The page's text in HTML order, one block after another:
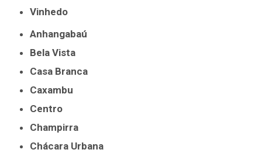
Vinhedo
Anhangabaú
Bela Vista
Casa Branca
Caxambu
Centro
Champirra
Chácara Urbana